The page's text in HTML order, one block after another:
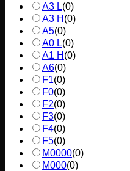
A3 L(0)
A3 H (0)
A5(0)
A0 L(0)
A1 H (0)
A6(0)
F1(0)
F0(0)
F2(0)
F3(0)
F4(0)
F5(0)
M0000(0)
M000(0)